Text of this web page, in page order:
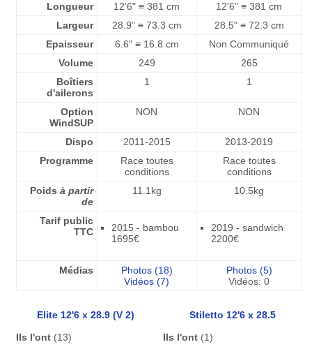
Longueur 12'6" ≡ 381 cm
12'6" ≡ 381 cm
Largeur
28.9" ≡ 73.3 cm
28.5" ≡ 72.3 cm
Epaisseur
6.6" ≡ 16.8 cm
Non Communiqué
Volume
249
265
Boîtiers
d'ailerons
1 1
Option
WindSUP
NON NON
Dispo 2011-2015
2013-2019
Programme
Race toutes
conditions
Race toutes
conditions
Poids à partir
de
11.1kg 10.5kg
Tarif public
TTC
2015 - bambou
1695€
2019 - sandwich
2200€
Médias
Photos (18)
Vidéos (7)
Photos (5)
Vidéos: 0
Elite 12'6 x 28.9 (V 2)
Stiletto 12'6 x 28.5
Ils l'ont(13)
Ils l'ont(1)